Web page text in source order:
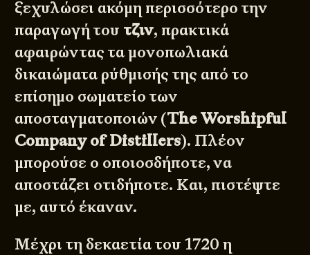
ξεχυλώσει ακόμη περισσότερο την
παραγωγή του τζιν, πρακτικά
αφαιρώντας τα μονοπωλιακά
δικαιώματα ρύθμισής της από το
επίσημο σωματείο των
αποσταγματοποιών (The Worshipful
Company of Distillers). Πλέον
μπορούσε ο οποιοσδήποτε, να
αποστάζει οτιδήποτε. Και, πιστέψτε
με, αυτό έκαναν.
Μέχρι τη δεκαετία του 1720 η